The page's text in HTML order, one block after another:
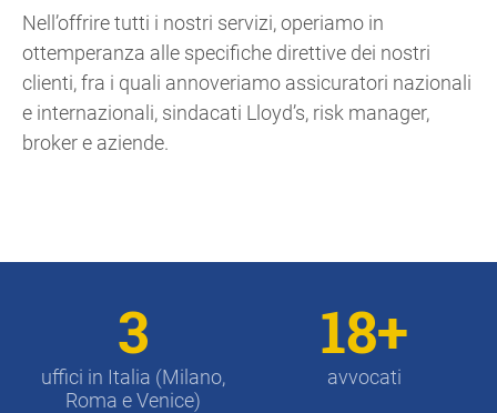
Nell’offrire tutti i nostri servizi, operiamo in
ottemperanza alle specifiche direttive dei nostri
clienti, fra i quali annoveriamo assicuratori nazionali
e internazionali, sindacati Lloyd’s, risk manager,
broker e aziende.
3
uffici in Italia (Milano,
Roma e Venice)
18+
avvocati